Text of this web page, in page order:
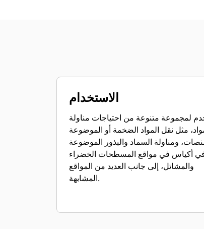
الاستخدام
لمجموعة متنوعة من احتياجات مناولة
مثل نقل المواد الضخمة أو الموضوعة
ومناولة السماد والبذور الموضوعة
أكياس في مواقع المسطحات الخضراء
والمشاتل، إلى جانب العديد من المواقع
المشابهة.